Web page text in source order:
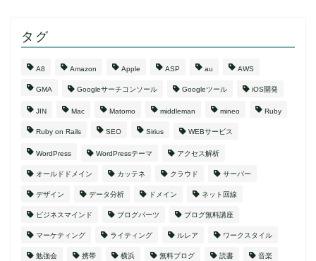
タグ
A8 Amazon Apple ASP au AWS
GMA Googleサーチコンソール Googleツール iOS開発
JIN Mac Matomo middleman mineo Ruby
Ruby on Rails SEO Sirius WEBサービス
WordPress WordPressテーマ アクセス解析
オールドドメイン カッテネ クラウド サーバー
デザイン データ分析 ドメイン ネット回線
ビジネスマインド ブログパーツ ブログ無料講座
マーケティング ライティング ルレア ワークスタイル
勉強会 携帯 横浜 無料ブログ 読書 音楽